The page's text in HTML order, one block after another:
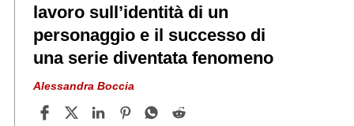
lavoro sull’identità di un
personaggio e il successo di
una serie diventata fenomeno
Alessandra Boccia